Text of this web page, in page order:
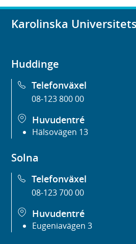
Karolinska
Huddinge
Telefonväxel
08-123 800 00
Huvudentré
Hälsovägen 13
Solna
Telefonväxel
08-123 700 00
Huvudentré
Eugeniavägen 3